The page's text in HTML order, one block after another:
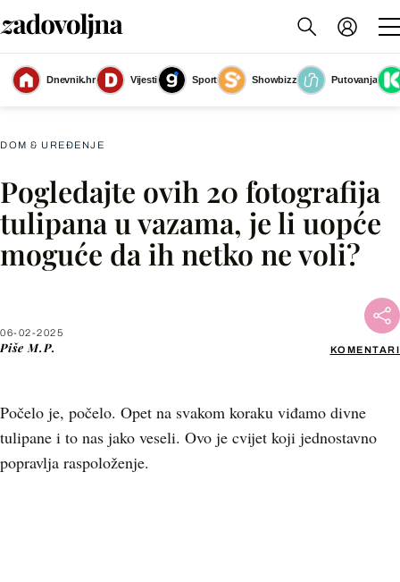
Dnevnik.hr Vijesti Sport Showbizz
Putovanja
Tulipani su predivan ukras doma
(Foto: Living4media)
DOM & UREĐENJE
Pogledajte ovih 20 fotografija
tulipana u vazama, je li uopće
moguće da ih netko ne voli?
06-02-2025
Piše M.P. KOMENTARI
Počelo je, počelo. Opet na svakom koraku viđamo divne
tulipane i to nas jako veseli. Ovo je cvijet koji jednostavno
popravlja raspoloženje.
Facebook
X